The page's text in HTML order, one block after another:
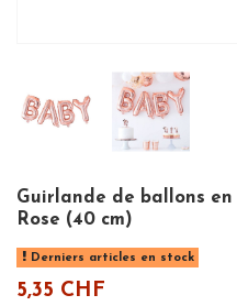
Guirlande de ballons en
Rose (40 cm)
Derniers articles en stock
5,35 CHF